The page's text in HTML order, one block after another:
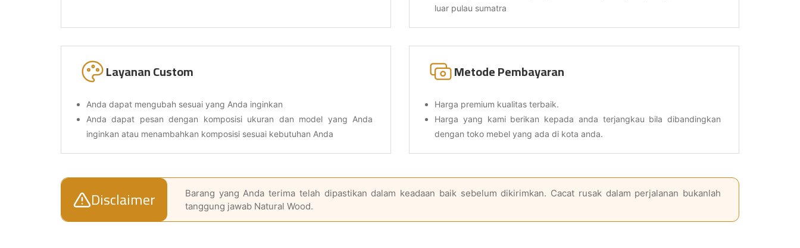
luar pulau sumatra
Layanan Custom
Anda dapat mengubah sesuai yang Anda inginkan
Anda dapat pesan dengan komposisi ukuran dan model yang Anda
inginkan atau menambahkan komposisi sesuai kebutuhan Anda
Metode Pembayaran
Harga premium kualitas terbaik.
Harga yang kami berikan kepada anda terjangkau bila dibandingkan
dengan toko mebel yang ada di kota anda.
Disclaimer
Barang yang Anda terima telah dipastikan dalam keadaan baik sebelum dikirimkan. Cacat rusak dalam perjalanan bukanlah
tanggung jawab Natural Wood.